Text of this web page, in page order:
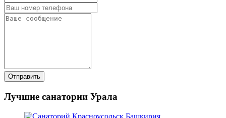
Отправить
Лучшие санатории Урала